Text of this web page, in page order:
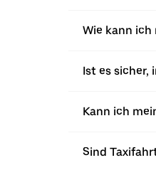
Wie kann ich
Ist es sicher,
Kann ich
Sind